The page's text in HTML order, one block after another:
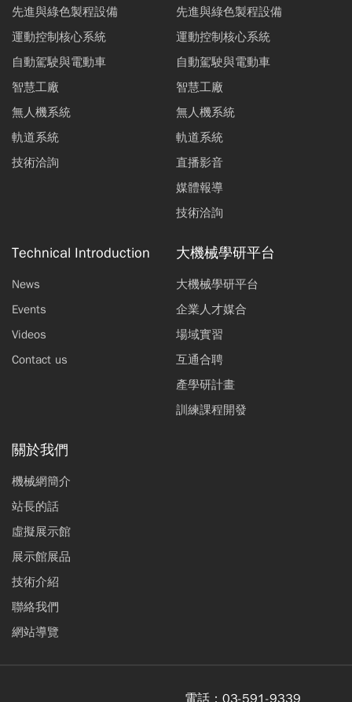
先進與綠色製程設備
運動控制核心系統
自動駕駛與電動車
智慧工廠
無人機系統
軌道系統
技術洽詢
先進與綠色製程設備
運動控制核心系統
自動駕駛與電動車
智慧工廠
無人機系統
軌道系統
直播影音
媒體報導
技術洽詢
Technical Introduction
News
Events
Videos
Contact us
大機械學研平台
大機械學研平台
企業人才媒合
場域實習
互通合聘
產學研計畫
訓練課程開發
關於我們
機械網簡介
站長的話
虛擬展示館
展示館展品
技術介紹
聯絡我們
網站導覽
電話： 03-591-9339